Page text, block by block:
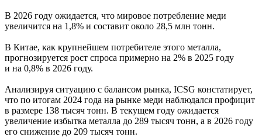
В 2026 году ожидается, что мировое потребление меди
увеличится на 1,8% и составит около 28,5 млн тонн.
В Китае, как крупнейшем потребителе этого металла,
прогнозируется рост спроса примерно на 2% в 2025 году
и на 0,8% в 2026 году.
Анализируя ситуацию с балансом рынка, ICSG констатирует,
что по итогам 2024 года на рынке меди наблюдался профицит
в размере 138 тысяч тонн. В текущем году ожидается
увеличение избытка металла до 289 тысяч тонн, а в 2026 году
его снижение до 209 тысяч тонн.